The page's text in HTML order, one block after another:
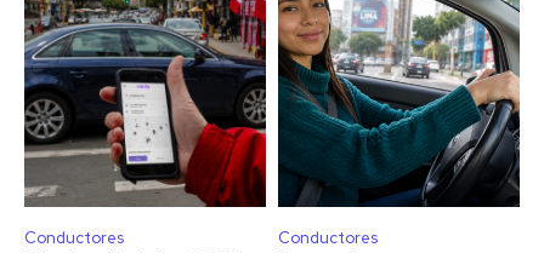
Conductores Conductores